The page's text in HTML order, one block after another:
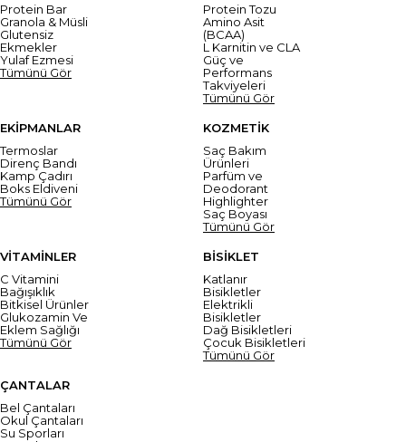
Protein Bar
Granola & Müsli
Glutensiz
Ekmekler
Yulaf Ezmesi
Tümünü Gör
Protein Tozu
Amino Asit
(BCAA)
L Karnitin ve CLA
Güç ve
Performans
Takviyeleri
Tümünü Gör
EKİPMANLAR
Termoslar
Direnç Bandı
Kamp Çadırı
Boks Eldiveni
Tümünü Gör
KOZMETİK
Saç Bakım
Ürünleri
Parfüm ve
Deodorant
Highlighter
Saç Boyası
Tümünü Gör
VİTAMİNLER
C Vitamini
Bağışıklık
Bitkisel Ürünler
Glukozamin Ve
Eklem Sağlığı
Tümünü Gör
BİSİKLET
Katlanır
Bisikletler
Elektrikli
Bisikletler
Dağ Bisikletleri
Çocuk Bisikletleri
Tümünü Gör
ÇANTALAR
Bel Çantaları
Okul Çantaları
Su Sporları